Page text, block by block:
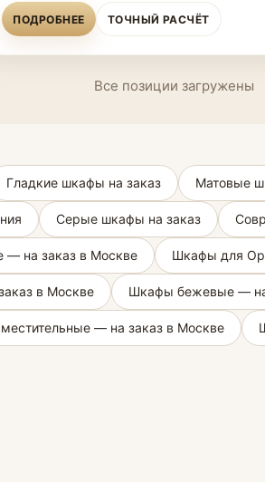
ПОДРОБНЕЕ ТОЧНЫЙ РАСЧЁТ
Все позиции загружены
Гладкие шкафы на заказ Матовые
Серые шкафы на заказ
на заказ в Москве Шкафы для
в Москве Шкафы бежевые —
— на заказ в Москве